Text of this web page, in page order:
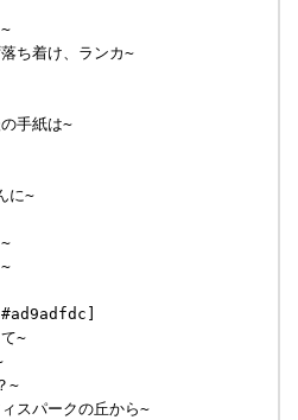
ち着け、ランカ~
手紙は~
に~
~
~
スパークの丘から~